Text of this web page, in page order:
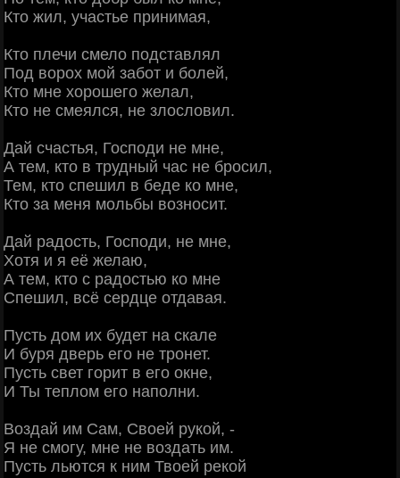
Кто жил, участье принимая,
Кто плечи смело подставлял
Под ворох мой забот и болей,
Кто мне хорошего желал,
Кто не смеялся, не злословил.
Дай счастья, Господи не мне,
А тем, кто в трудный час не бросил,
Тем, кто спешил в беде ко мне,
Кто за меня мольбы возносит.
Дай радость, Господи, не мне,
Хотя и я её желаю,
А тем, кто с радостью ко мне
Спешил, всё сердце отдавая.
Пусть дом их будет на скале
И буря дверь его не тронет.
Пусть свет горит в его окне,
И Ты теплом его наполни.
Воздай им Сам, Своей рукой, -
Я не смогу, мне не воздать им.
Пусть льются к ним Твоей рекой